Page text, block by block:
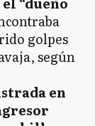
golpes
según
en